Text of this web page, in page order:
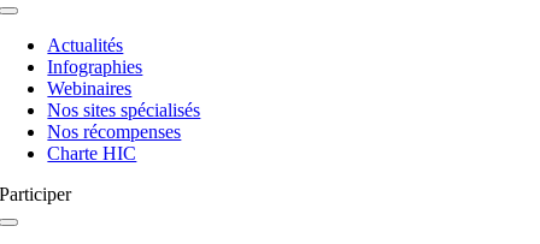
Navigation
basculeActualités
Infographies
Webinaires
Nos sites spécialisés
Nos récompenses
Charte HIC
Participer
Navigation